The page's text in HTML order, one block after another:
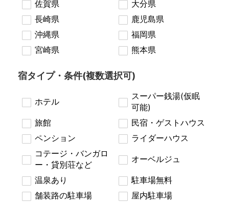
佐賀県
大分県
長崎県
鹿児島県
沖縄県
福岡県
宮崎県
熊本県
宿タイプ・条件(複数選択可)
ホテル
スーパー銭湯(仮眠
可能)
旅館
民宿・ゲストハウス
ペンション
ライダーハウス
コテージ・バンガロ
ー・貸別荘など
オーベルジュ
温泉あり
駐車場無料
舗装路の駐車場
屋内駐車場